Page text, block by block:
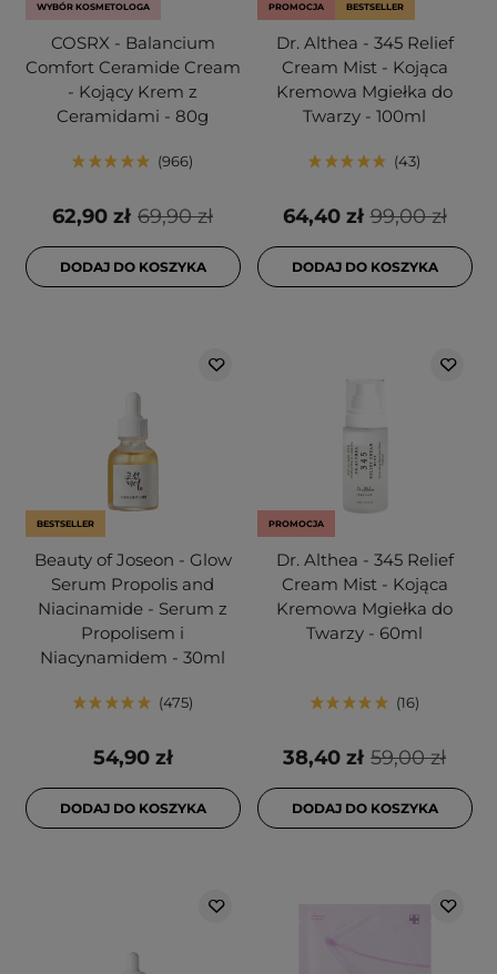
WYBÓR KOSMETOLOGA
COSRX - Balancium
Comfort Ceramide Cream
- Kojący Krem z
Ceramidami - 80g
966
69,90 zł
62,90 zł
DODAJ DO KOSZYKA
PROMOCJA BESTSELLER
Dr. Althea - 345 Relief
Cream Mist - Kojąca
Kremowa Mgiełka do
Twarzy - 100ml
43
99,00 zł
64,40 zł
DODAJ DO KOSZYKA
BESTSELLER
Beauty of Joseon - Glow
Serum Propolis and
Niacinamide - Serum z
Propolisem i
Niacynamidem - 30ml
475
54,90 zł
DODAJ DO KOSZYKA
PROMOCJA
Dr. Althea - 345 Relief
Cream Mist - Kojąca
Kremowa Mgiełka do
Twarzy - 60ml
16
59,00 zł
38,40 zł
DODAJ DO KOSZYKA